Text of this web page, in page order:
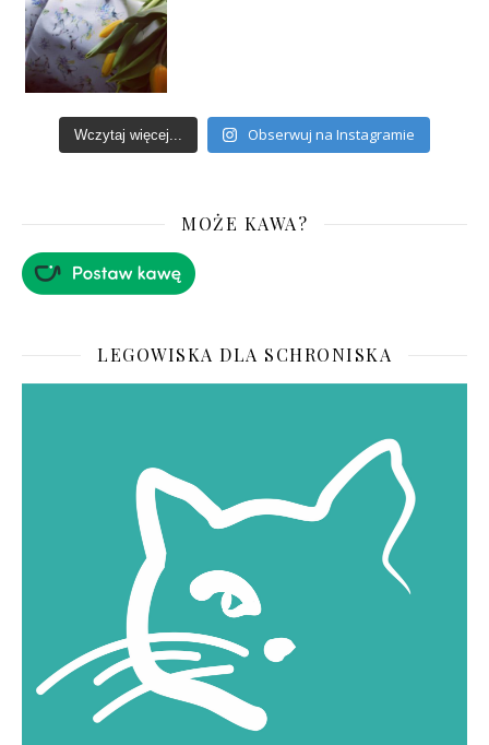
Wczytaj więcej... Obserwuj na Instagramie
MOŻE KAWA?
LEGOWISKA DLA SCHRONISKA